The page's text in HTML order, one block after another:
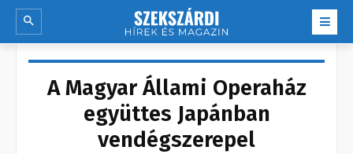
A Magyar Állami Operaház
együttes Japánban
vendégszerepel